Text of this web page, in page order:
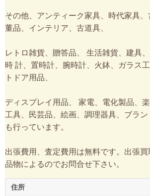
その他、アンティーク家具、時代家具
董品、インテリア、古道具、
レトロ雑貨、贈答品、 生活雑貨、建具
時 計、置時計、腕時計、火鉢、ガラス
トドア用品、
ディスプレイ用品、 家電、電化製品、
工具、民芸品、絵画、調理器具、ブラ
も行っています。
出張費用、査定費用は無料です。出張買
品物によるのでお問合せ下さい。
住所